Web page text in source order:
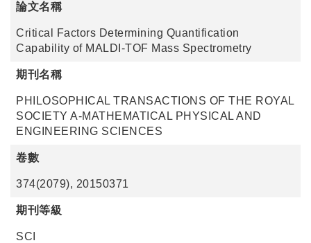
論文名稱
Critical Factors Determining Quantification
Capability of MALDI-TOF Mass Spectrometry
期刊名稱
PHILOSOPHICAL TRANSACTIONS OF THE ROYAL
SOCIETY A-MATHEMATICAL PHYSICAL AND
ENGINEERING SCIENCES
卷數
374(2079), 20150371
期刊等級
SCI